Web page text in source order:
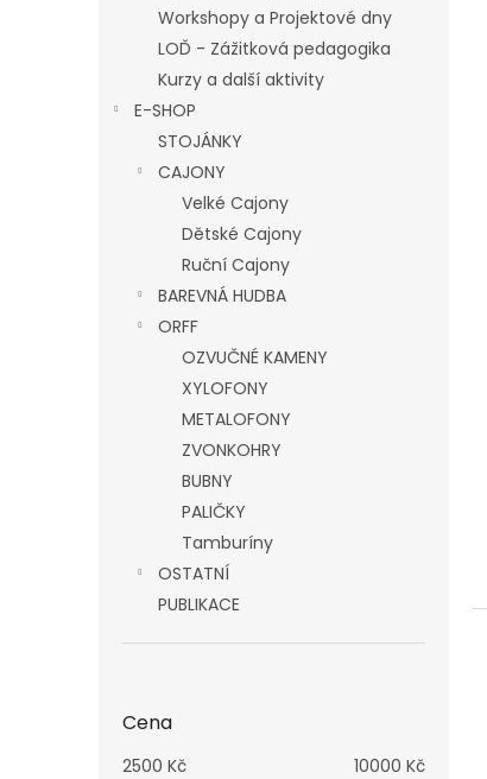
Workshopy a Projektové dny
LOĎ - Zážitková pedagogika
Kurzy a další aktivity
E-SHOP
STOJÁNKY
CAJONY
Velké Cajony
Dětské Cajony
Ruční Cajony
BAREVNÁ HUDBA
ORFF
OZVUČNÉ KAMENY
XYLOFONY
METALOFONY
ZVONKOHRY
BUBNY
PALIČKY
Tamburíny
OSTATNÍ
PUBLIKACE
Cena
2500 Kč 10000 Kč